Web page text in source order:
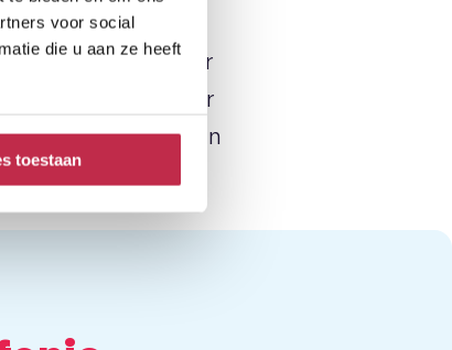
voor social
die u aan ze heeft
toestaan
zorgt voor
gesprek en minder
praktijkvoorbeelden
in jouw